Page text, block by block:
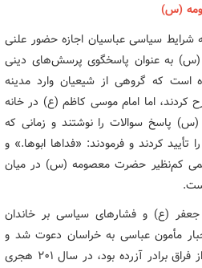
(س)
شرایط سیاسی عباسیان اجازه حضور علنی
(س) به عنوان پاسخگوی پرسش‌های دینی
که گروهی از شیعیان وارد مدینه
کردند، اما امام موسی کاظم (ع) در خانه
پاسخ سوالات را نوشتند و زمانی که
کردند و فرمودند: «فداها ابوها.» و
کم‌نظیر حضرت معصومه (س) در میان
(ع) و فشارهای سیاسی بر خاندان
مأمون عباسی به خراسان دعوت شد و
حضرت معصومه (س) که قلبش از فراق برادر آزرده بود، در سال ۲۰۱ هجری